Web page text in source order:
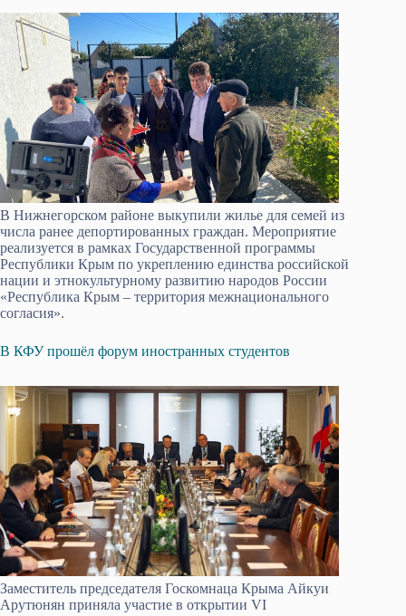
В Нижнегорском районе выкупили жилье для семей из
числа ранее депортированных граждан. Мероприятие
реализуется в рамках Государственной программы
Республики Крым по укреплению единства российской
нации и этнокультурному развитию народов России
«Республика Крым – территория межнационального
согласия».
В КФУ прошёл форум иностранных студентов
Заместитель председателя Госкомнаца Крыма Айкуи
Арутюнян приняла участие в открытии VI